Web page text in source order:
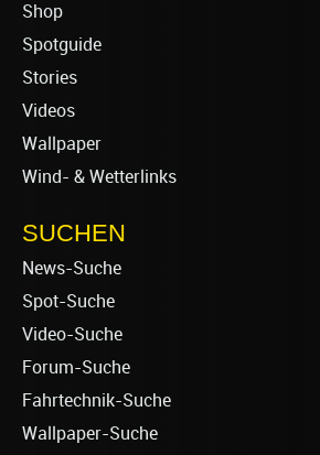
Shop
Spotguide
Stories
Videos
Wallpaper
Wind- & Wetterlinks
SUCHEN
News-Suche
Spot-Suche
Video-Suche
Forum-Suche
Fahrtechnik-Suche
Wallpaper-Suche